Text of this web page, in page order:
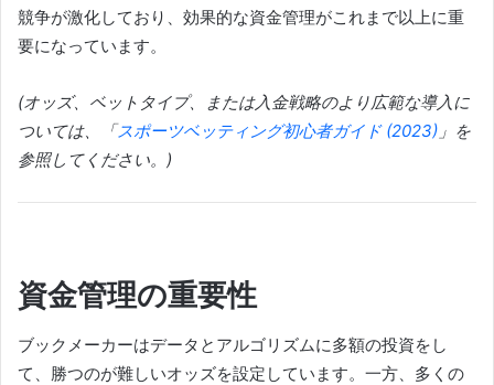
競争が激化しており、効果的な資金管理がこれまで以上に重
要になっています。
(オッズ、ベットタイプ、または入金戦略のより広範な導入に
ついては、「スポーツベッティング初心者ガイド (2023) 」を
参照してください。)
資金管理の重要性
ブックメーカーはデータとアルゴリズムに多額の投資をし
て、勝つのが難しいオッズを設定しています。一方、多くの